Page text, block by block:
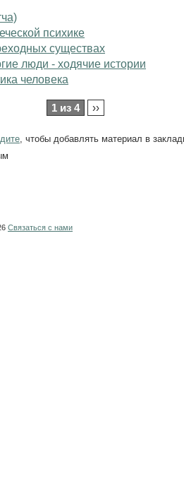
психике
существах
люди - ходячие истории
человека
1 из 4 ››
, чтобы добавлять материал в
Связаться с нами